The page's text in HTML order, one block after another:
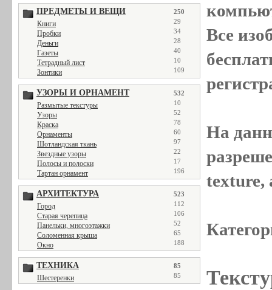
ПРЕДМЕТЫ И ВЕЩИ 250
Книги 29
Пробки 34
Деньги 28
Газеты 40
Тетрадный лист 10
Зонтики 109
УЗОРЫ И ОРНАМЕНТ 532
Размытые текстуры 10
Узоры 52
Краска 78
Орнаменты 60
Шотландская ткань 97
Звездные узоры 22
Полосы и полоски 17
Тартан орнамент 196
АРХИТЕКТУРА 523
Город 112
Старая черепица 106
Панельки, многоэтажки 52
Соломенная крыша 65
Окно 188
ТЕХНИКА 85
Шестеренки 85
Все
На
texture,